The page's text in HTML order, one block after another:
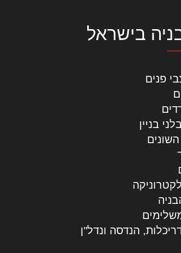
בישראל
פנים
בניין
הנדסה ונדל"ן